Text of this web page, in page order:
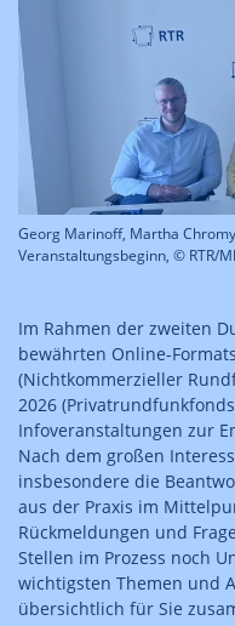
Georg Marinoff, Martha
Veranstaltungsbeginn, © RTR/
Im Rahmen der zweiten
bewährten Online-
(Nichtkommerzieller
2026
Infoveranstaltungen zur
Nach dem großen
insbesondere die
aus der Praxis im
Rückmeldungen und
Stellen im Prozess noch
wichtigsten Themen und
übersichtlich für Sie